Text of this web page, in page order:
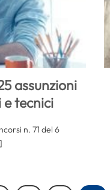
assunzioni
tecnici
n. 71 del 6